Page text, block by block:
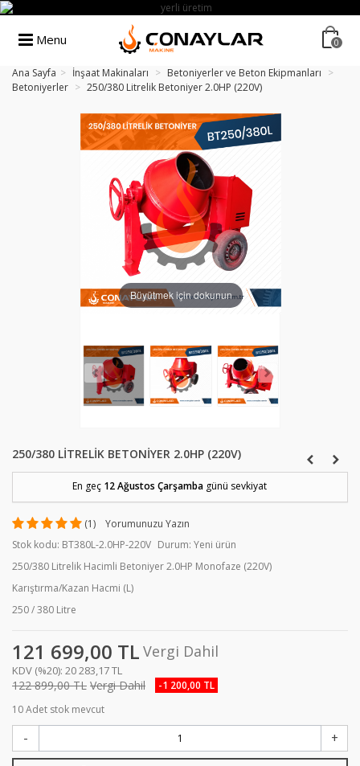
Menu 0
Ana Sayfa > İnşaat Makinaları > Betoniyerler ve Beton Ekipmanları >
Betoniyerler > 250/380 Litrelik Betoniyer 2.0HP (220V)
Büyütmek için dokunun
250/380 LITRELIK BETONIYER 2.0HP (220V)
En geç 12 Ağustos Çarşamba günü sevkiyat
(1)
Yorumunuzu Yazın
Stok kodu: BT380L-2.0HP-220V Durum: Yeni ürün
250/380 Litrelik Hacimli Betoniyer 2.0HP Monofaze (220V)
Karıştırma/Kazan Hacmi (L)
250 / 380 Litre
121 699,00 TL Vergi Dahil
KDV (%20): 20 283,17 TL
122 899,00 TL Vergi Dahil
-1 200,00 TL
10Adet stok mevcut
- +